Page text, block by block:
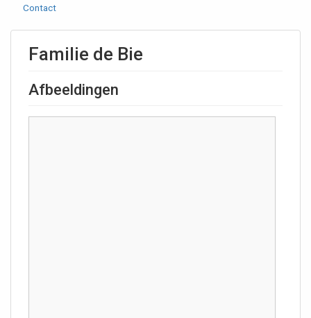
Contact
Familie de Bie
Afbeeldingen